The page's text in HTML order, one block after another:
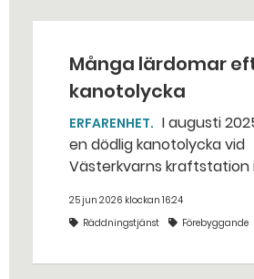
Många lärdomar
kanotolycka
ERFARENHET
en dödlig kanotolycka vid
Västerkvarns kraftstation
25 jun 2026 klockan 16:24
Räddningstjänst
Förebyggande